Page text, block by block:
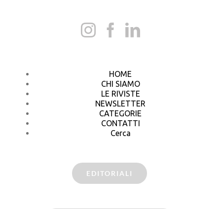
HOME
CHI SIAMO
LE RIVISTE
NEWSLETTER
CATEGORIE
CONTATTI
Cerca
EDITORIALI